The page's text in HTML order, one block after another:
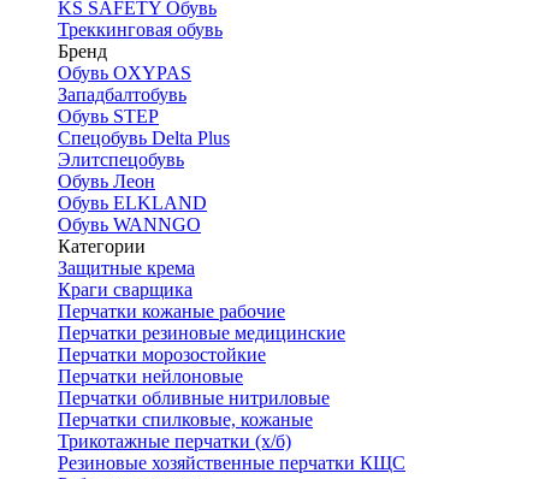
KS SAFETY Обувь
Треккинговая обувь
Бренд
Обувь OXYPAS
Западбалтобувь
Обувь STEP
Спецобувь Delta Plus
Элитспецобувь
Обувь Леон
Обувь ELKLAND
Обувь WANNGO
Категории
Защитные крема
Краги сварщика
Перчатки кожаные рабочие
Перчатки резиновые медицинские
Перчатки морозостойкие
Перчатки нейлоновые
Перчатки обливные нитриловые
Перчатки спилковые, кожаные
Трикотажные перчатки (х/б)
Резиновые хозяйственные перчатки КЩС